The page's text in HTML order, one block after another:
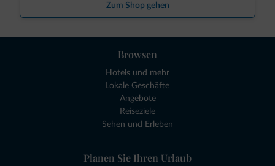
Zum Shop gehen
Browsen
Hotels und mehr
Lokale Geschäfte
Angebote
Reiseziele
Sehen und Erleben
Planen Sie Ihren Urlaub